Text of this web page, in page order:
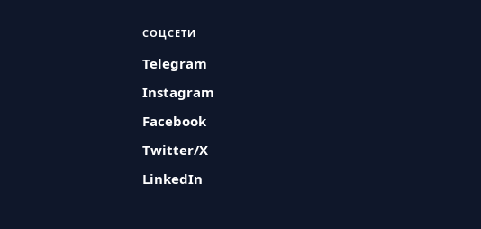
СОЦСЕТИ
Telegram
Instagram
Facebook
Twitter/X
LinkedIn